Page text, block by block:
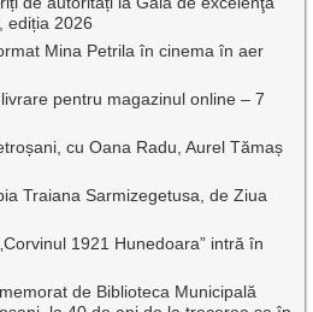
ediția 2026
Mina Petrila în cinema în aer
pentru magazinul online – 7
cu Oana Radu, Aurel Tămaș
Traiana Sarmizegetusa, de Ziua
1921 Hunedoara” intră în
de Biblioteca Municipală